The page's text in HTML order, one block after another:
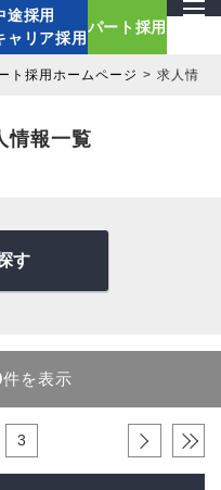
途採用
ャリア採用
パート採用
ト採用ホームページ 求人情報
情報一覧
す
件を表示
3 › »